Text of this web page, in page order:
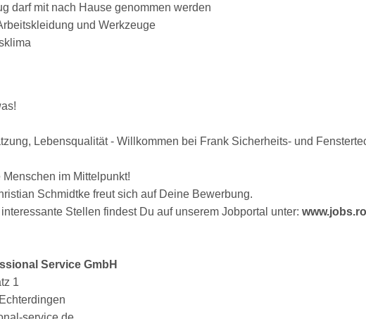
darf mit nach Hause genommen werden
und Werkzeuge
Lebensqualität - Willkommen bei Frank Sicherheits- und
im Mittelpunkt!
Schmidtke freut sich auf Deine Bewerbung.
Stellen findest Du auf unserem Jobportal unter:
Service GmbH
1